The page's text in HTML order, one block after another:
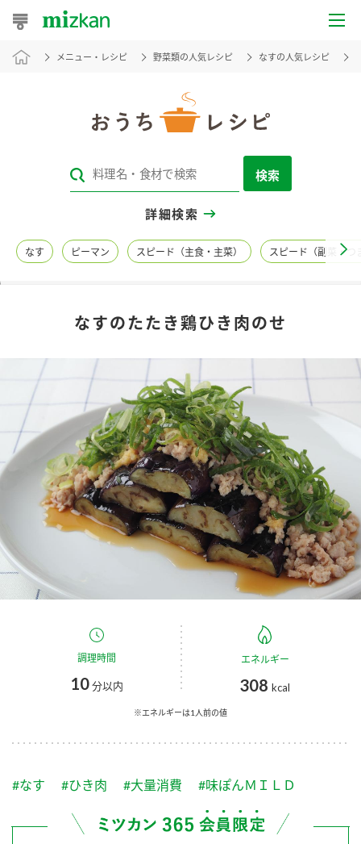
おうちレシピ
レシピカテゴリ一覧
レシピ名特集
商品情報
商品カテゴリ
調味酢
お酢ドリンク ぽん酢
みりん風・料理酒 鍋用調味料
スープ 中華
ふりかけ おすしの素
新商品一覧
キャンペーン情報
ブランド・スペシャルサイト
ブランド・スペシャルサイト トップ
Fibee（ファイビー）
カンタン酢
お酢ドリンク
かおりの蔵
つゆ
納豆のサイト
国内事業概要
ミツカングループについて
企業理念
ミツカンを知る
水の文化センター（アーカイブ）
お客様相談センター
メニュー・レシピ 野菜類の人気レシピ なすの人気レシピ
検索
詳細検索
なす ピーマン スピード（主食・主菜） スピード（副菜・つ
なすのたたき鶏ひき肉のせ
調理時間
10分以内
エネルギー
308 kcal
※エネルギーは1人前の値
#なす #ひき肉 #大量消費 #味ぽんＭＩＬＤ